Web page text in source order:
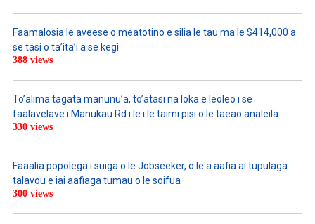
Faamalosia le aveese o meatotino e silia le tau ma le $414,000 a
se tasi o ta’ita’i a se kegi
388 views
To’alima tagata manunu’a, to’atasi na loka e leoleo i se
faalavelave i Manukau Rd i le i le taimi pisi o le taeao analeila
330 views
Faaalia popolega i suiga o le Jobseeker, o le a aafia ai tupulaga
talavou e iai aafiaga tumau o le soifua
300 views